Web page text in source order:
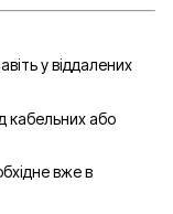
у віддалених
кабельних або
вже в